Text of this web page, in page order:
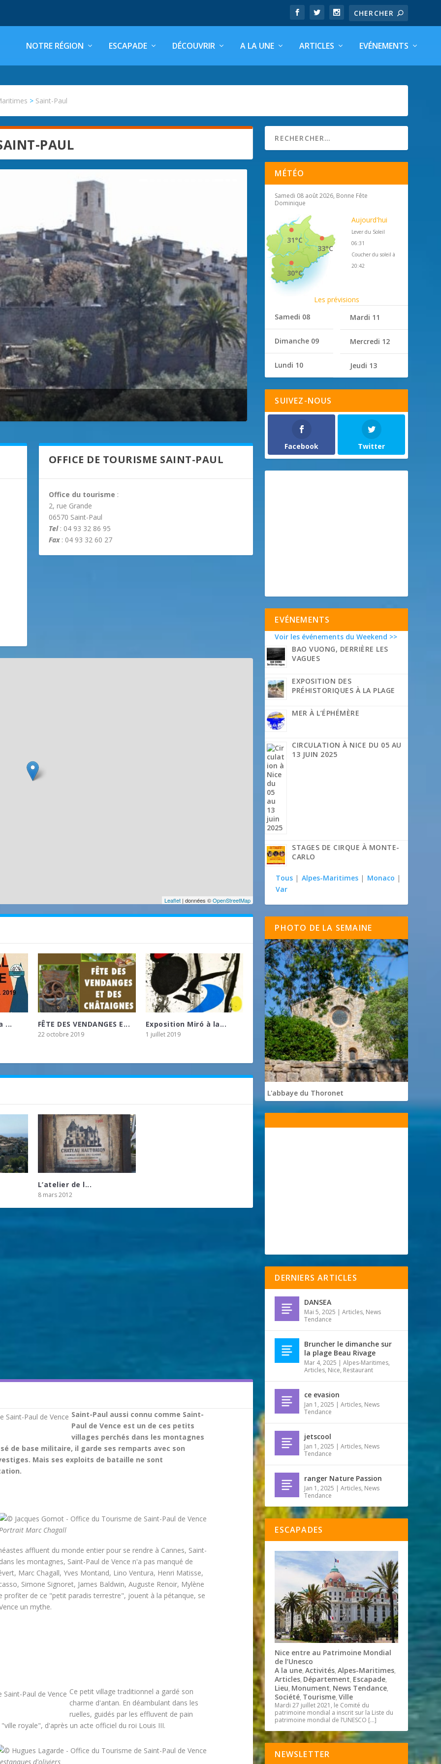
NOTRE RÉGION ESCAPADE DÉCOUVRIR A LA UNE ARTICLES EVÉNEMENTS
> Saint-Paul
PAUL
OFFICE DE TOURISME SAINT-PAUL
Office du tourisme :
2, rue Grande
06570 Saint-Paul
Tel: 04 93 32 86 95
Fax: 04 93 32 60 27
Leaflet | données ©OpenStreetMap
... FÊTE DES VENDANGES E...
22 octobre 2019
Exposition Miró à la...
1 juillet 2019
L’atelier de l...
8 mars 2012
Saint-Paul aussi connu comme Saint-
Paul de Vence est un de ces petits
villages perchés dans les montagnes
de base militaire, il garde ses remparts avec son
Mais ses exploits de bataille ne sont
Marc Chagall
affluent du monde entier pour se rendre à Cannes, Saint-
les montagnes, Saint-Paul de Vence n'a pas manqué de
Marc Chagall, Yves Montand, Lino Ventura, Henri Matisse,
Simone Signoret, James Baldwin, Auguste Renoir, Mylène
profiter de ce "petit paradis terrestre", jouent à la pétanque, se
un mythe.
Ce petit village traditionnel a gardé son
charme d'antan. En déambulant dans les
ruelles, guidés par les effluvent de pain
ville royale", d'après un acte officiel du roi Louis III.
d'oliviers
MÉTÉO
Samedi 08 août 2026, Bonne Fête
Dominique
33°C
31°C
30°C
Aujourd'hui
Lever du Soleil
06:31
Coucher du soleil à
20:42
Les prévisions
Samedi 08
Dimanche 09
Lundi 10
Mardi 11
Mercredi 12
Jeudi 13
SUIVEZ-NOUS
Facebook Twitter
EVÉNEMENTS
Voir les événements du Weekend >>
BAO VUONG, DERRIÈRE LES
VAGUES
EXPOSITION DES
PRÉHISTORIQUES À LA PLAGE
MER À L’ÉPHÉMÈRE
CIRCULATION À NICE DU 05 AU
13 JUIN 2025
STAGES DE CIRQUE À MONTE-
CARLO
Tous | Alpes-Maritimes | Monaco |
Var
PHOTO DE LA SEMAINE
L'abbaye du Thoronet
DERNIERS ARTICLES
DANSEA
Mai 5, 2025 |Articles, News
Tendance
Bruncher le dimanche sur
la plage Beau Rivage
Mar 4, 2025 |Alpes-Maritimes,
Articles, Nice, Restaurant
ce evasion
Jan 1, 2025 |Articles, News
Tendance
jetscool
Jan 1, 2025 |Articles, News
Tendance
ranger Nature Passion
Jan 1, 2025 |Articles, News
Tendance
ESCAPADES
Nice entre au Patrimoine Mondial
de l’Unesco
A la une,Activités,Alpes-Maritimes,
Articles, Département, Escapade,
Lieu, Monument, News Tendance,
Société, Tourisme,Ville
Mardi 27 juillet 2021, le Comité du
patrimoine mondial a inscrit sur la Liste du
patrimoine mondial de l’UNESCO […]
NEWSLETTER